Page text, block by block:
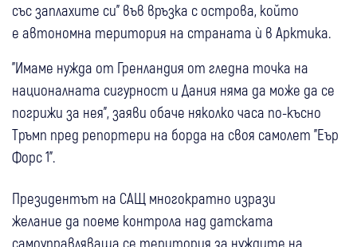
със заплахите си" във връзка с острова, който
е автономна територия на страната ѝ в Арктика.
"Имаме нужда от Гренландия от гледна точка на
националната сигурност и Дания няма да може да се
погрижи за нея", заяви обаче няколко часа по-късно
Тръмп пред репортери на борда на своя самолет "Еър
Форс 1".
Президентът на САЩ многократно изрази
желание да поеме контрола над датската
самоуправляваща се територия за нуждите на